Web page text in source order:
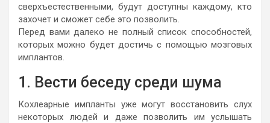
сверхъестественными, будут доступны каждому, кто
захочет и сможет себе это позволить.
Перед вами далеко не полный список способностей,
которых можно будет достичь с помощью мозговых
имплантов.
1. Вести беседу среди шума
Кохлеарные импланты уже могут восстановить слух
некоторых людей и даже позволить им услышать